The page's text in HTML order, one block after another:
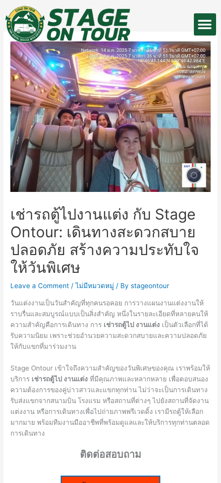
to
content
เช่ารถตู้ไปงานแต่ง กับ Stage
Ontour: เดินทางสะดวกสบาย
ปลอดภัย สร้างความประทับใจ
ให้วันพิเศษ
Leave a Comment /ไม่มีหมวดหมู่ / Bystageontour
วันแต่งงานเป็นวันสำคัญที่ทุกคนรอคอย การวางแผนงานแต่งงานให้
ราบรื่นและสมบูรณ์แบบเป็นสิ่งสำคัญ หนึ่งในรายละเอียดที่หลายคนให้
ความสำคัญคือการเดินทาง การ เช่ารถตู้ไป งานแต่ง เป็นตัวเลือกที่ได้
รับความนิยม เพราะช่วยอำนวยความสะดวกสบายและความปลอดภัย
ให้กับแขกที่มาร่วมงาน
Stage Ontour เข้าใจถึงความสำคัญของวันพิเศษของคุณ เราพร้อมให้
บริการ เช่ารถตู้ไป งานแต่ง ที่มีคุณภาพและหลากหลาย เพื่อตอบสนอง
ความต้องการของคู่บ่าวสาวและแขกทุกท่าน ไม่ว่าจะเป็นการเดินทาง
รับส่งแขกจากสนามบิน โรงแรม หรือสถานที่ต่างๆ ไปยังสถานที่จัดงาน
แต่งงาน หรือการเดินทางเพื่อไปถ่ายภาพพรีเวดดิ้ง เรามีรถตู้ให้เลือก
มากมาย พร้อมทีมงานมืออาชีพที่พร้อมดูแลและให้บริการทุกท่านตลอด
การเดินทาง
ติดต่อสอบถาม